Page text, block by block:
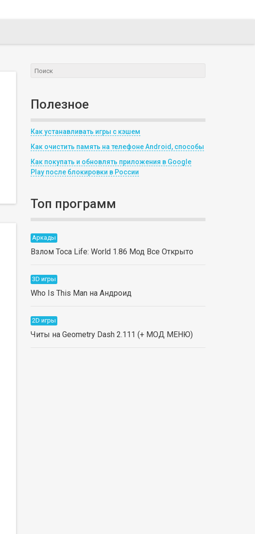
Полезное
Как устанавливать игры с кэшем
Как очистить память на телефоне Android, способы
Как покупать и обновлять приложения в Google
Play после блокировки в России
Топ программ
Аркады
Взлом Toca Life: World 1.86 Мод Все Открыто
3D игры
Who Is This Man на Андроид
2D игры
Читы на Geometry Dash 2.111 (+ МОД МЕНЮ)